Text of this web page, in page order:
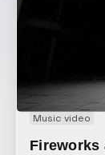
Music video
Fireworks